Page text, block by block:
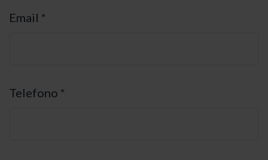
Email *
Telefono *